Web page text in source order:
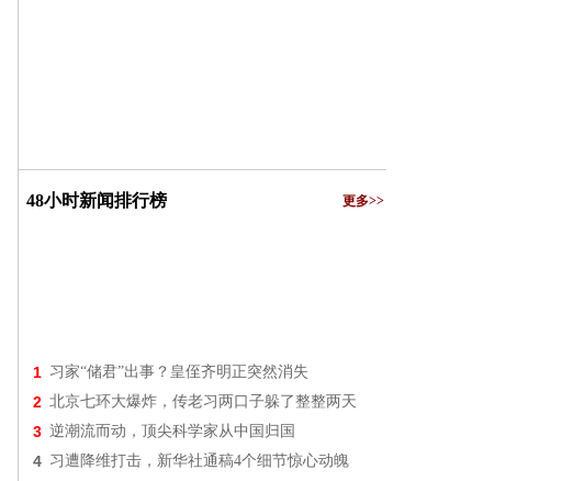
48小时新闻排行榜 更多>>
1 习家“储君”出事？皇侄齐明正突然消失
2 北京七环大爆炸，传老习两口子躲了整整两天
3 逆潮流而动，顶尖科学家从中国归国
4 习遭降维打击，新华社通稿4个细节惊心动魄